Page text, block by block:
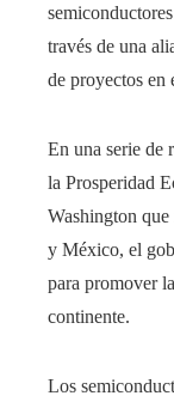
través de una
de proyectos en
En una serie de
la Prosperidad
Washington
y México, el
para promover
continente.
Los